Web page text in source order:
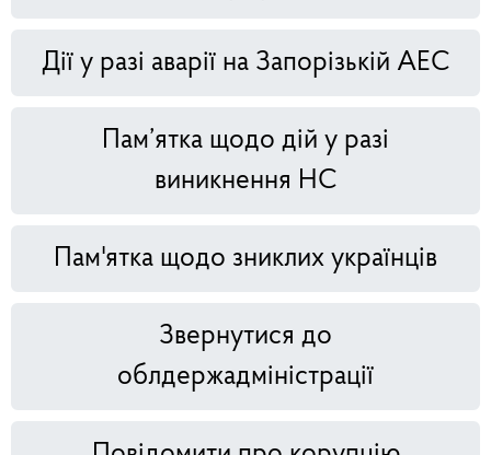
Дії у разі аварії на Запорізькій АЕС
Пам’ятка щодо дій у разі
виникнення НС
Пам'ятка щодо зниклих українців
Звернутися до
облдержадміністрації